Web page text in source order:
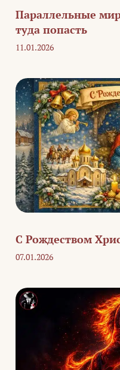
Параллельные
туда попасть
11.01.2026
С Рождеством
07.01.2026